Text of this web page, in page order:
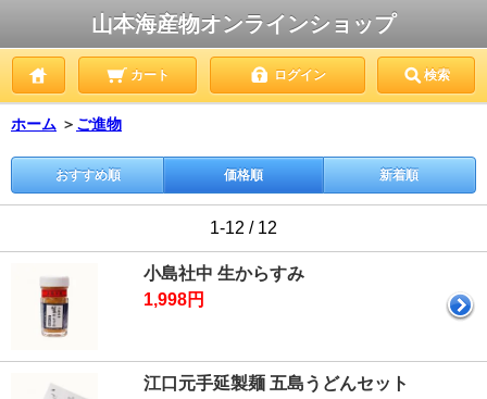
山本海産物オンラインショップ
カート ログイン 検索
ホーム ＞ ご進物
おすすめ順 価格順 新着順
1-12 / 12
小島社中 生からすみ
1,998円
江口元手延製麺 五島うどんセット